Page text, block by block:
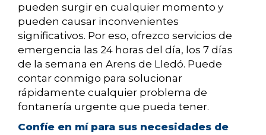
pueden surgir en cualquier momento y
pueden causar inconvenientes
significativos. Por eso, ofrezco servicios de
emergencia las 24 horas del día, los 7 días
de la semana en Arens de Lledó. Puede
contar conmigo para solucionar
rápidamente cualquier problema de
fontanería urgente que pueda tener.
Confíe en mí para sus necesidades de